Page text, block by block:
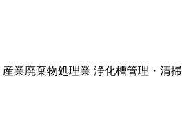
産業廃棄物処理業 浄化槽管理・清掃